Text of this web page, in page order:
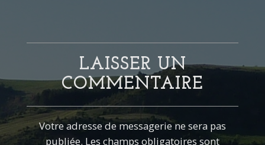
LAISSER UN
COMMENTAIRE
Votre adresse de messagerie ne sera pas
publiée. Les champs obligatoires sont